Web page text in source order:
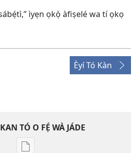
ìyẹn ọkọ̀ àfiṣelé wa tí ọkọ
Èyí Tó Kàn
TÓ O FẸ́ WÀ JÁDE